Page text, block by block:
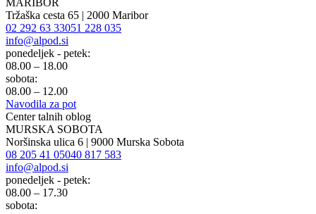
MARIBOR
Tržaška cesta 65 | 2000 Maribor
02 292 63 33051 228 035
info@alpod.si
ponedeljek - petek:
08.00 – 18.00
sobota:
08.00 – 12.00
Navodila za pot
Center talnih oblog
MURSKA SOBOTA
Noršinska ulica 6 | 9000 Murska Sobota
08 205 41 05040 817 583
info@alpod.si
ponedeljek - petek:
08.00 – 17.30
sobota: